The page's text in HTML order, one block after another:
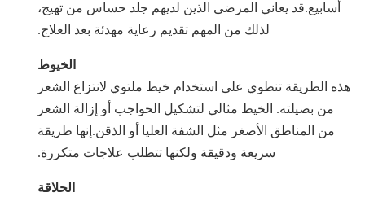
يعاني المرضى الذين لديهم جلد حساس من تهيج،
لذلك من المهم تقديم رعاية مهدئة بعد العلاج.
الخيوط
الطريقة تنطوي على استخدام خيط ملتوي لانتزاع الشعر
من بصيلته. الخيط مثالي لتشكيل الحواجب أو إزالة الشعر
من المناطق الأصغر مثل الشفة العليا أو الذقن.إنها طريقة
سريعة ودقيقة ولكنها تتطلب علاجات متكررة.
الحلاقة